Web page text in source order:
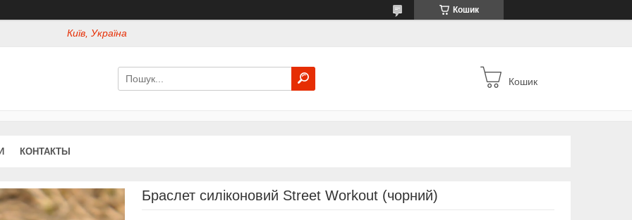
Кошик
Київ, Україна
Кошик
КОНТАКТЫ
Браслет силіконовий Street Workout (чорний)